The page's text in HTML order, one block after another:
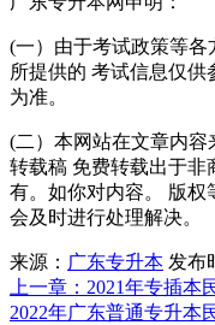
(一）由于考试政策等
所提供的 考试信息仅
为准。
(二）本网站在文章内
转载稿 免费转载出于非
有。如你对内容。 版权
会及时进行处理解决。
来源： 广东专升本 发布
上一章： 2021年专插本
2022年广东普通专升本